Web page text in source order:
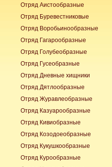
Отряд Аистообразные
Отряд Буревестниковые
Отряд Воробьинообразные
Отряд Гагарообразные
Отряд Голубеобразные
Отряд Гусеобразные
Отряд Дневные хищники
Отряд Дятлообразные
Отряд Журавлеобразные
Отряд Казуарообразные
Отряд Кивиобразные
Отряд Козодоеобразные
Отряд Кукушкообразные
Отряд Курообразные